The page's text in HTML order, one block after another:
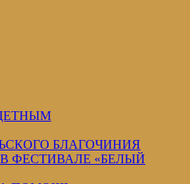
БЛАГОЧИНИЯ
ФЕСТИВАЛЕ «БЕЛЫЙ